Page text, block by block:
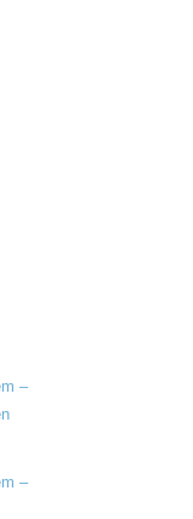
–
–